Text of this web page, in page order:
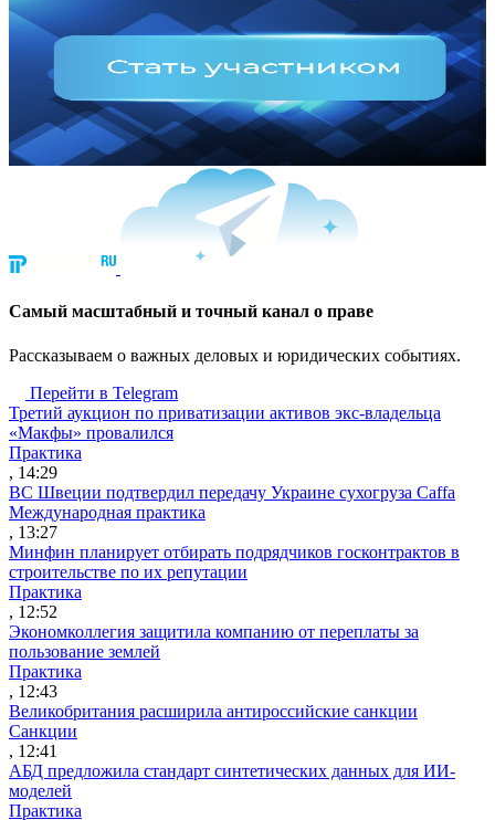
Cамый масштабный и точный канал о праве
Рассказываем о важных деловых и юридических событиях.
Перейти в Telegram
Третий аукцион по приватизации активов экс-владельца
«Макфы» провалился
Практика
, 14:29
ВС Швеции подтвердил передачу Украине сухогруза Caffa
Международная практика
, 13:27
Минфин планирует отбирать подрядчиков госконтрактов в
строительстве по их репутации
Практика
, 12:52
Экономколлегия защитила компанию от переплаты за
пользование землей
Практика
, 12:43
Великобритания расширила антироссийские санкции
Санкции
, 12:41
АБД предложила стандарт синтетических данных для ИИ-
моделей
Практика